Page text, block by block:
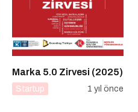
Marka 5.0 Zirvesi (2025)
Startup 1 yıl önce